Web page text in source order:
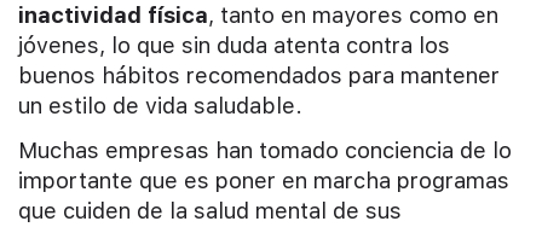
inactividad física, tanto en mayores como en
jóvenes, lo que sin duda atenta contra los
buenos hábitos recomendados para mantener
un estilo de vida saludable.
Muchas empresas han tomado conciencia de lo
importante que es poner en marcha programas
que cuiden de la salud mental de sus